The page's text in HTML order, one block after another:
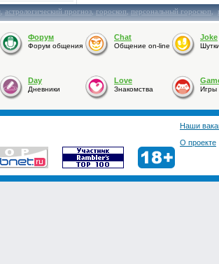
,астрологический прогноз,гороскоп,персональный гороскоп,
Форум
Форум общения
Chat
Общение on-line
Joke
Day
Дневники
Love
Знакомства Игры
Наши
О проекте